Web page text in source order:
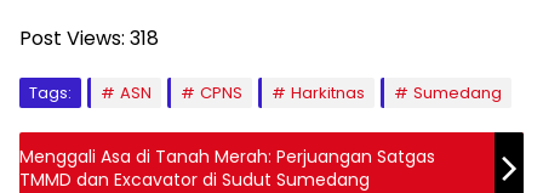
Post Views: 318
Tags: ASN CPNS Harkitnas Sumedang
Menggali Asa di Tanah Merah: Perjuangan Satgas
TMMD dan Excavator di Sudut Sumedang